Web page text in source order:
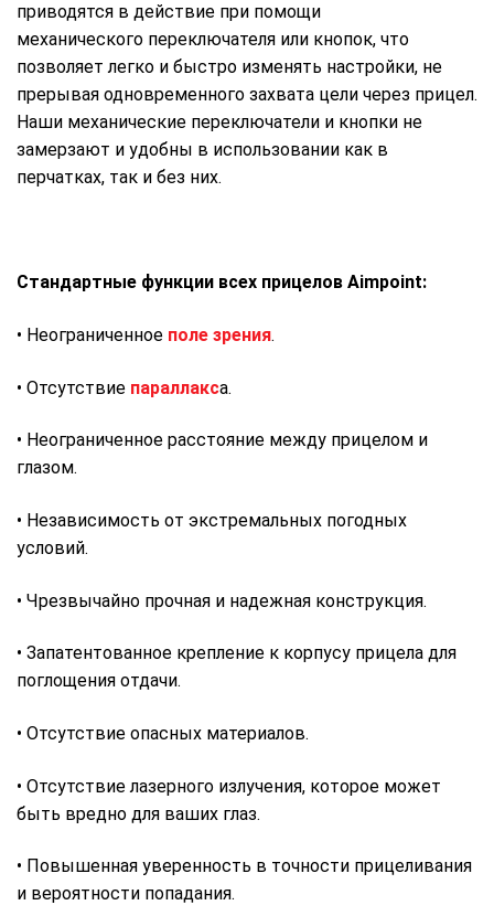
приводятся в действие при помощи
механического переключателя или кнопок, что
позволяет легко и быстро изменять настройки, не
прерывая одновременного захвата цели через прицел.
Наши механические переключатели и кнопки не
замерзают и удобны в использовании как в
перчатках, так и без них.
Стандартные функции всех прицелов Aimpoint:
• Неограниченное поле зрения.
• Отсутствие параллакса.
• Неограниченное расстояние между прицелом и
глазом.
• Независимость от экстремальных погодных
условий.
• Чрезвычайно прочная и надежная конструкция.
• Запатентованное крепление к корпусу прицела для
поглощения отдачи.
• Отсутствие опасных материалов.
• Отсутствие лазерного излучения, которое может
быть вредно для ваших глаз.
• Повышенная уверенность в точности прицеливания
и вероятности попадания.